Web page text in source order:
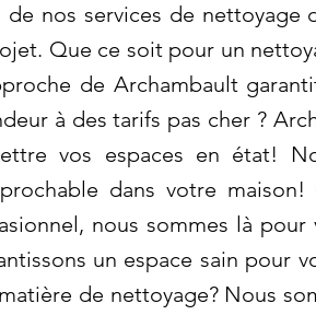
nos services de nettoyage
Que ce soit pour un
de Archambault
à des tarifs pas cher ?
vos espaces en état!
dans votre
nous sommes là pour
un espace sain pour
de nettoyage? Nous